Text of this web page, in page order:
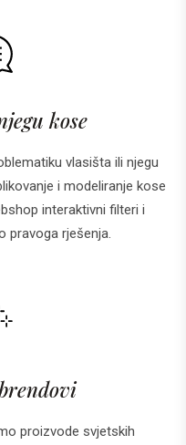
kose
vlasišta ili njegu
i modeliranje kose
interaktivni filteri i
pravoga rješenja.
proizvode svjetskih